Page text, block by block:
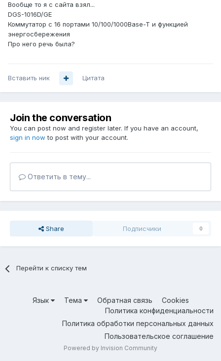
Вообще то я с сайта взял...
DGS-1016D/GE
Коммутатор с 16 портами 10/100/1000Base-T и функцией
энергосбережения
Про него речь была?
Вставить ник Цитата
Join the conversation
You can post now and register later. If you have an account,
sign in now to post with your account.
Ответить в тему...
Share Подписчики 0
Перейти к списку тем
Язык Тема Обратная связь
Cookies
Политика конфиденциальности
Политика обработки персональных данных
Пользовательское соглашение
Powered by Invision Community